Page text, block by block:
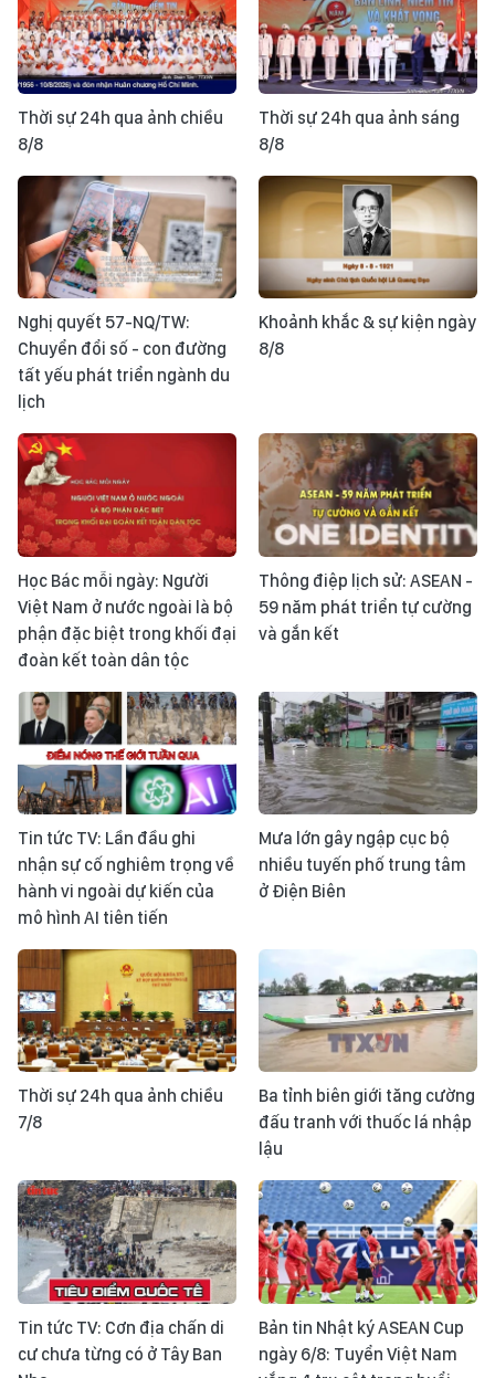
Thời sự 24h qua ảnh chiều
8/8
Thời sự 24h qua ảnh sáng
8/8
Nghị quyết 57-NQ/TW:
Chuyển đổi số - con đường
tất yếu phát triển ngành du
lịch
Khoảnh khắc & sự kiện ngày
8/8
Học Bác mỗi ngày: Người
Việt Nam ở nước ngoài là bộ
phận đặc biệt trong khối đại
đoàn kết toàn dân tộc
Thông điệp lịch sử: ASEAN -
59 năm phát triển tự cường
và gắn kết
Tin tức TV: Lần đầu ghi
nhận sự cố nghiêm trọng về
hành vi ngoài dự kiến của
mô hình AI tiên tiến
Mưa lớn gây ngập cục bộ
nhiều tuyến phố trung tâm
ở Điện Biên
Thời sự 24h qua ảnh chiều
7/8
Ba tỉnh biên giới tăng cường
đấu tranh với thuốc lá nhập
lậu
Tin tức TV: Cơn địa chấn di
cư chưa từng có ở Tây Ban
Bản tin Nhật ký ASEAN Cup
ngày 6/8: Tuyển Việt Nam